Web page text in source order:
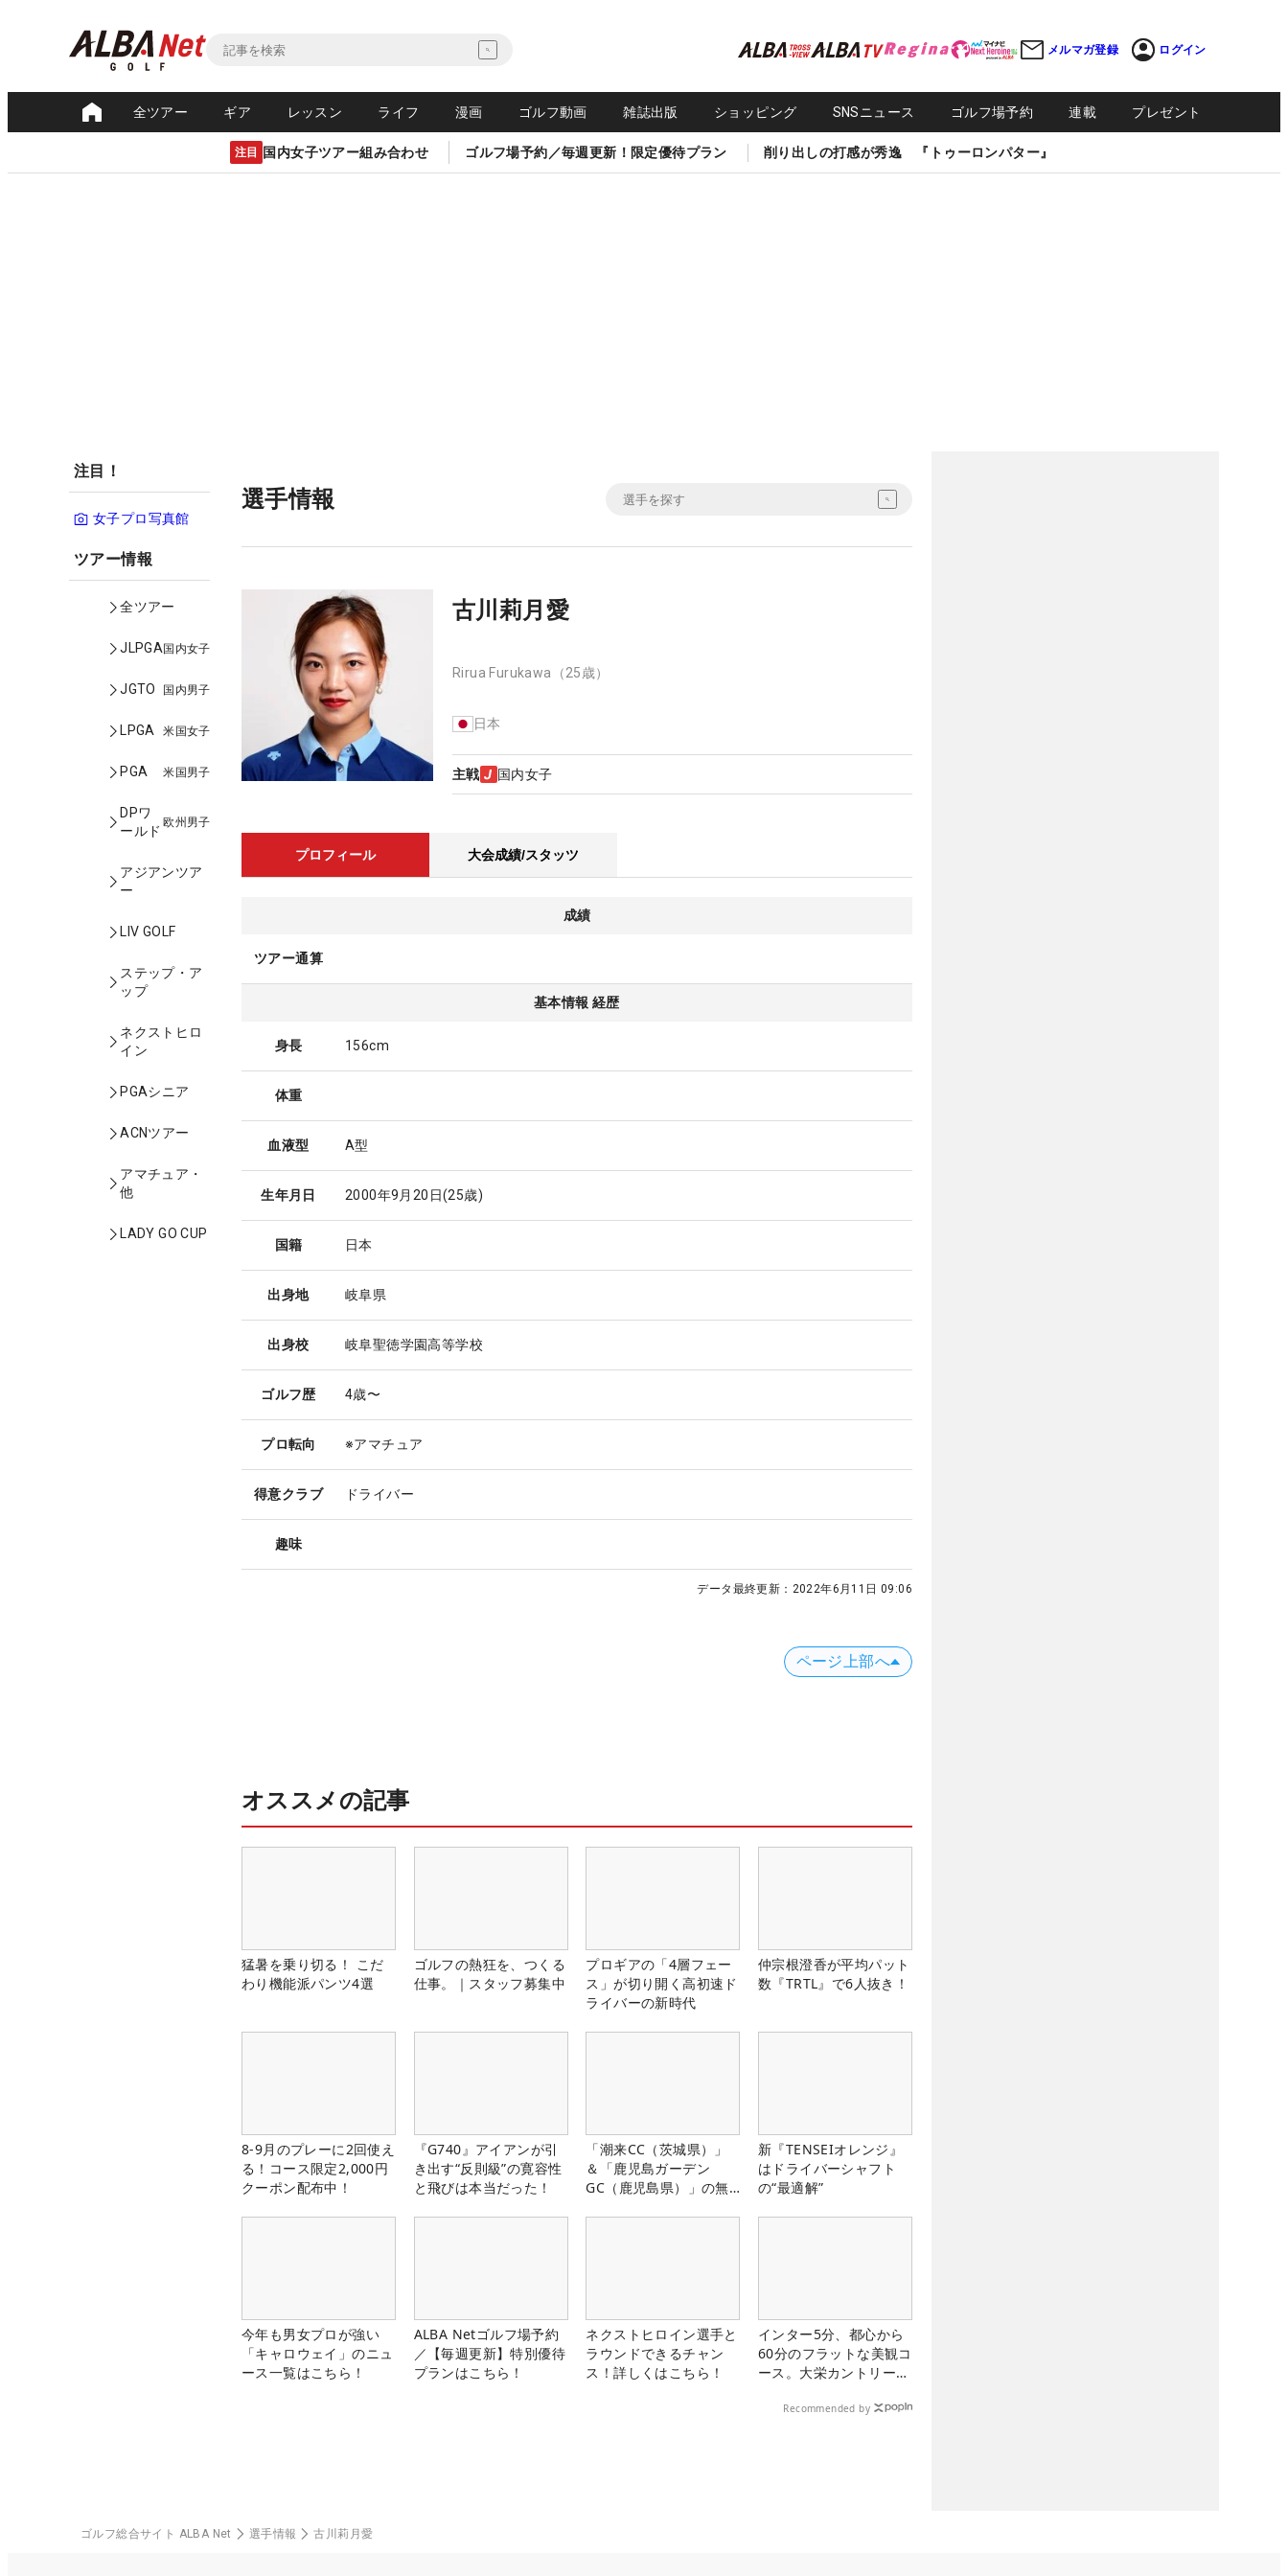
メルマガ登録 ログイン
全ツアー ギア レッスン ライフ 漫画 ゴルフ動画 雑誌出版 ショッピング SNSニュース ゴルフ場予約 連載 プレゼント
注目 国内女子ツアー組み合わせ ゴルフ場予約／毎週更新！限定優待プラン 削り出しの打感が秀逸 『トゥーロンパター』
注目！
女子プロ写真館
ツアー情報
全ツアー
JLPGA国内女子
JGTO 国内男子
LPGA 米国女子
PGA 米国男子
DPワ
ールド
欧州男子
アジアンツア
ー
LIV GOLF
ステップ・ア
ップ
ネクストヒロ
イン
PGAシニア
ACNツアー
アマチュア・
他
LADY GO CUP
選手情報
古川莉月愛
Rirua Furukawa （25歳）
日本
主戦 国内女子
プロフィール 大会成績/スタッツ
成績
ツアー通算
基本情報 経歴
身長 156cm
体重
血液型 A型
生年月日 2000年9月20日(25歳)
国籍 日本
出身地 岐阜県
出身校 岐阜聖徳学園高等学校
ゴルフ歴 4歳〜
プロ転向 ※アマチュア
得意クラブ ドライバー
趣味
データ最終更新： 2022年6月11日 09:06
ページ上部へ
オススメの記事
猛暑を乗り切る！ こだ
わり機能派パンツ4選
ゴルフの熱狂を、つくる
仕事。｜スタッフ募集中
プロギアの「4層フェー
ス」が切り開く高初速ド
ライバーの新時代
仲宗根澄香が平均パット
数『TRTL』で6人抜き！
8-9月のプレーに2回使え
る！コース限定2,000円
クーポン配布中！
『G740』アイアンが引
き出す“反則級”の寛容性
と飛びは本当だった！
「潮来CC（茨城県）」
＆「鹿児島ガーデン
GC（鹿児島県）」の無
新『TENSEIオレンジ』
はドライバーシャフト
の“最適解”
今年も男女プロが強い
「キャロウェイ」のニュ
ース一覧はこちら！
ALBA Netゴルフ場予約
／【毎週更新】特別優待
プランはこちら！
ネクストヒロイン選手と
ラウンドできるチャン
ス！詳しくはこちら！
インター5分、都心から
60分のフラットな美観コ
ース。大栄カントリー俱
Recommended by
ゴルフ総合サイト ALBA Net 選手情報 古川莉月愛